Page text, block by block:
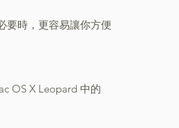
要時，更容易讓你方便
OS X Leopard 中的